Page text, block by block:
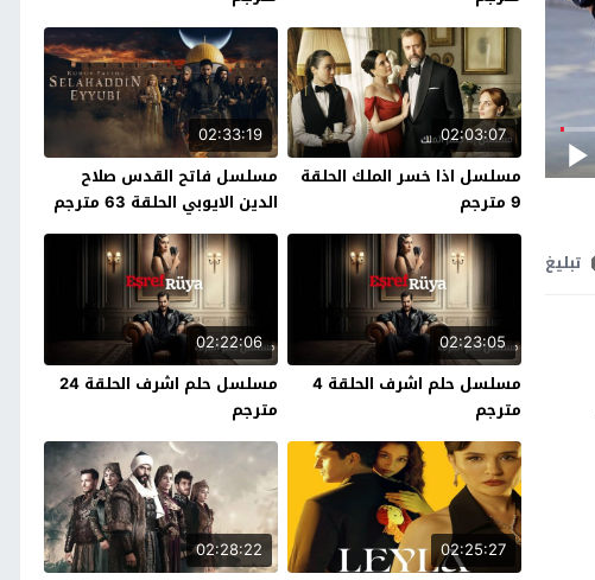
تبليغ
02:03:07
مسلسل اذا خسر الملك الحلقة
9 مترجم
02:33:19
مسلسل فاتح القدس صلاح
الدين الايوبي الحلقة 63 مترجم
02:23:05
مسلسل حلم اشرف الحلقة 4
مترجم
02:22:06
مسلسل حلم اشرف الحلقة 24
مترجم
02:25:27
02:28:22